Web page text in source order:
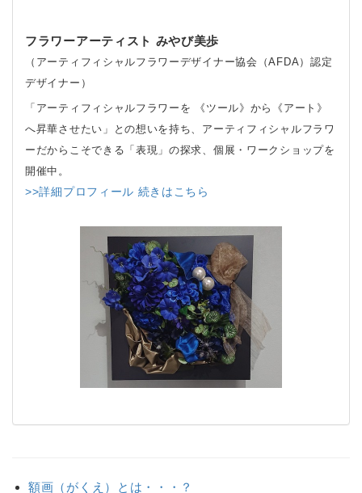
フラワーアーティスト みやび美歩
（アーティフィシャルフラワーデザイナー協会（AFDA）認定
デザイナー）
「アーティフィシャルフラワーを 《ツール》から《アート》
へ昇華させたい」との想いを持ち、アーティフィシャルフラワ
ーだからこそできる「表現」の探求、個展・ワークショップを
開催中。
>>詳細プロフィール 続きはこちら
額画（がくえ）とは・・・？